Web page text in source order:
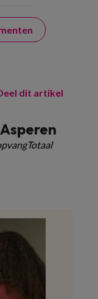
dit artikel